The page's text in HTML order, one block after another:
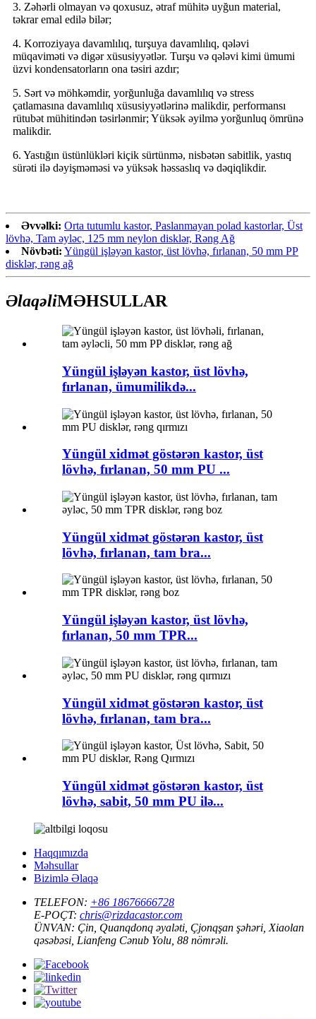
3. Zəhərli olmayan və qoxusuz, ətraf mühitə uyğun material,
təkrar emal edilə bilər;
4. Korroziyaya davamlılıq, turşuya davamlılıq, qələvi
müqaviməti və digər xüsusiyyətlər. Turşu və qələvi kimi ümumi
üzvi kondensatorların ona təsiri azdır;
5. Sərt və möhkəmdir, yorğunluğa davamlılıq və stress
çatlamasına davamlılıq xüsusiyyətlərinə malikdir, performansı
rütubət mühitindən təsirlənmir; Yüksək əyilmə yorğunluq ömrünə
malikdir.
6. Yastığın üstünlükləri kiçik sürtünmə, nisbətən sabitlik, yastıq
sürəti ilə dəyişməməsi və yüksək həssaslıq və dəqiqlikdir.
Əvvəlki: Orta tutumlu kastor, Paslanmayan polad kastorlar, Üst
lövhə, Tam əyləc, 125 mm neylon disklər, Rəng Ağ
Növbəti: Yüngül işləyən kastor, üst lövhə, fırlanan, 50 mm PP
disklər, rəng ağ
ƏlaqəliMƏHSULLAR
Yüngül işləyən kastor, üst lövhə,
fırlanan, ümumilikdə...
Yüngül xidmət göstərən kastor, üst
lövhə, fırlanan, 50 mm PU ...
Yüngül xidmət göstərən kastor, üst
lövhə, fırlanan, tam bra...
Yüngül işləyən kastor, üst lövhə,
fırlanan, 50 mm TPR...
Yüngül xidmət göstərən kastor, üst
lövhə, fırlanan, tam bra...
Yüngül xidmət göstərən kastor, üst
lövhə, sabit, 50 mm PU ilə...
Haqqımızda
Məhsullar
Bizimlə Əlaqə
TELEFON: +86 18676666728
E-POÇT: chris@rizdacastor.com
ÜNVAN: Çin, Quanqdonq əyaləti, Çjonqşan şəhəri, Xiaolan
qəsəbəsi, Lianfeng Cənub Yolu, 88 nömrəli.